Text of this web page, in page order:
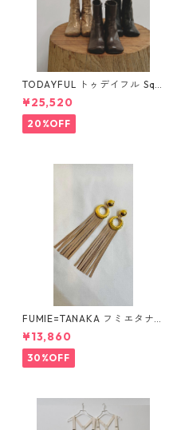
TODAYFUL トゥデイフル Squ
are Short Boots 12321008 1
2521006
¥25,520
20%OFF
FUMIE=TANAKA フミエタナ
カ ring fringe earring F23A
-55 NU
¥13,860
30%OFF